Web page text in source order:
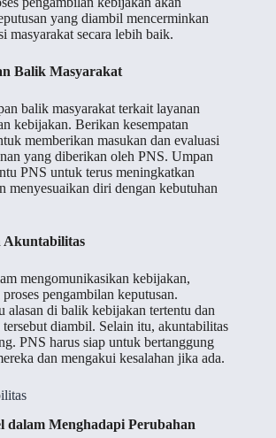
yang diambil mencerminkan
masyarakat secara lebih baik.
Balik Masyarakat
balik masyarakat terkait layanan
kebijakan. Berikan kesempatan
memberikan masukan dan evaluasi
yang diberikan oleh PNS. Umpan
PNS untuk terus meningkatkan
menyesuaikan diri dengan kebutuhan
Akuntabilitas
mengomunikasikan kebijakan,
pengambilan keputusan.
alasan di balik kebijakan tertentu dan
tersebut diambil. Selain itu, akuntabilitas
PNS harus siap untuk bertanggung
dan mengakui kesalahan jika ada.
dalam Menghadapi Perubahan